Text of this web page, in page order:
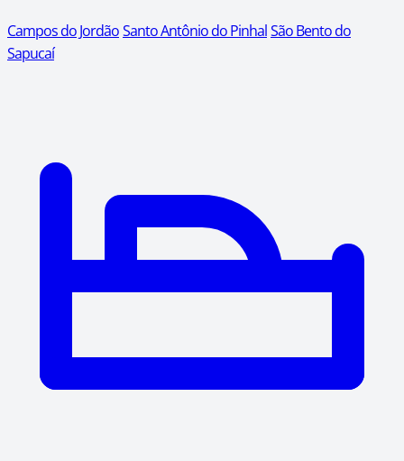
Campos do JordãoSanto Antônio do PinhalSão Bento do
Sapucaí